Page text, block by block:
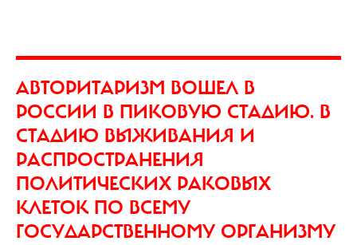
АВТОРИТАРИЗМ ВОШЕЛ В
РОССИИ В ПИКОВУЮ СТАДИЮ. В
СТАДИЮ ВЫЖИВАНИЯ И
РАСПРОСТРАНЕНИЯ
ПОЛИТИЧЕСКИХ РАКОВЫХ
КЛЕТОК ПО ВСЕМУ
ГОСУДАРСТВЕННОМУ ОРГАНИЗМУ